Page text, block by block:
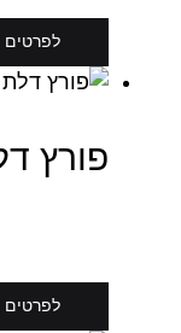
לפרטים
פורץ
לפרטים